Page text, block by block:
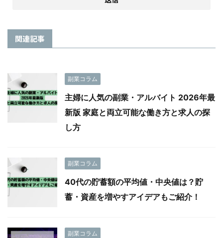
関連記事
副業コラム
主婦に人気の副業・アルバイト 2026年最
新版 家庭と両立可能な働き方と求人の探
し方
副業コラム
40代の貯蓄額の平均値・中央値は？貯
蓄・資産を増やすアイデアもご紹介！
副業コラム